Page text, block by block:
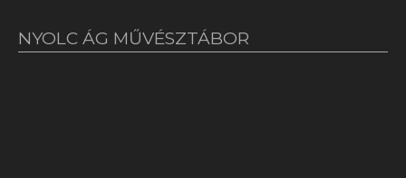
NYOLC ÁG MŰVÉSZTÁBOR